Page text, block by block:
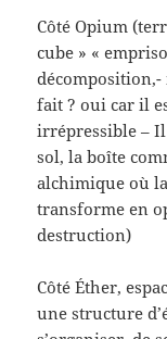
Côté Opium
cube » «
fait ? oui car il
irrépressible – Il
sol, la boîte
alchimique où
transforme en
destruction)
Côté Éther,
une structure